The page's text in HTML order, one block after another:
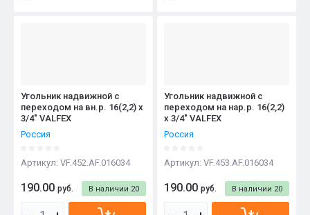
Угольник надвижной с
переходом на вн.р. 16(2,2) х
3/4" VALFEX
Россия
Артикул: VF.452.AF.016034
В наличии 20
190.00 руб.
Угольник надвижной с
переходом на нар.р. 16(2,2)
х 3/4" VALFEX
Россия
Артикул: VF.453.AF.016034
В наличии 20
190.00 руб.